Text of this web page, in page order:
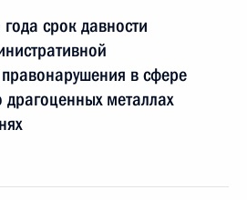
срок давности
правонарушения в сфере
драгоценных металлах